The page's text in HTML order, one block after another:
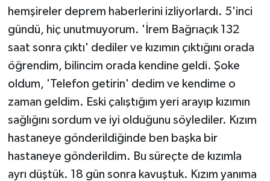
hemşireler deprem haberlerini izliyorlardı. 5'inci
gündü, hiç unutmuyorum. 'İrem Bağrıaçık 132
saat sonra çıktı' dediler ve kızımın çıktığını orada
öğrendim, bilincim orada kendine geldi. Şoke
oldum, 'Telefon getirin' dedim ve kendime o
zaman geldim. Eski çalıştığım yeri arayıp kızımın
sağlığını sordum ve iyi olduğunu söylediler. Kızım
hastaneye gönderildiğinde ben başka bir
hastaneye gönderildim. Bu süreçte de kızımla
ayrı düştük. 18 gün sonra kavuştuk. Kızım yanıma